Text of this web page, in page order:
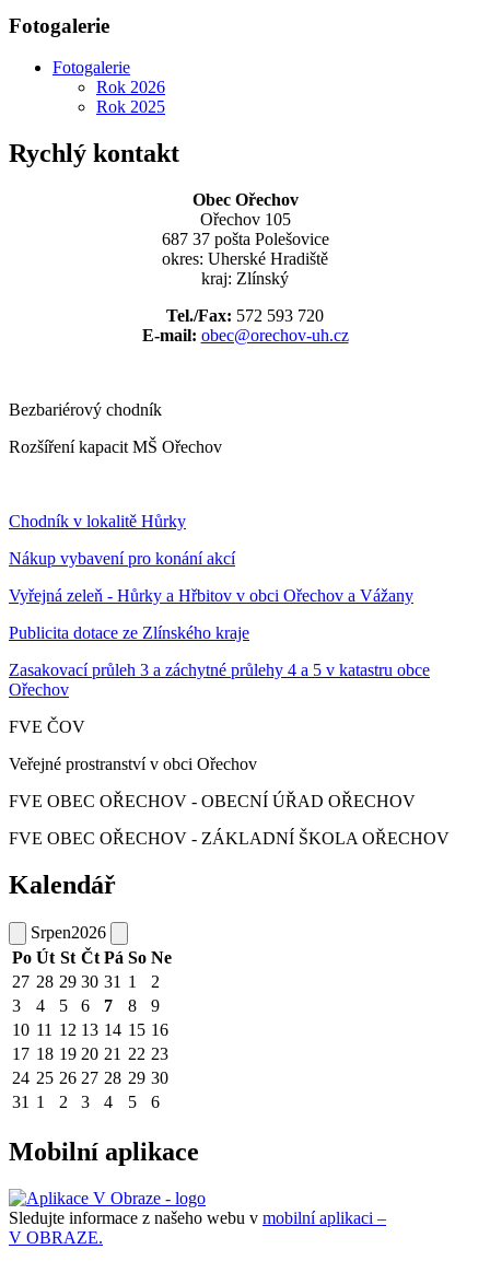
Fotogalerie
Fotogalerie
Rok 2026
Rok 2025
Rychlý kontakt
Obec Ořechov
Ořechov 105
687 37 pošta Polešovice
okres: Uherské Hradiště
kraj: Zlínský
Tel./Fax: 572 593 720
E-mail: obec@orechov-uh.cz
Bezbariérový chodník
Rozšíření kapacit MŠ Ořechov
Chodník v lokalitě Hůrky
Nákup vybavení pro konání akcí
Vyřejná zeleň - Hůrky a Hřbitov v obci Ořechov a Vážany
Publicita dotace ze Zlínského kraje
Zasakovací průleh 3 a záchytné průlehy 4 a 5 v katastru obce
Ořechov
FVE ČOV
Veřejné prostranství v obci Ořechov
FVE OBEC OŘECHOV - OBECNÍ ÚŘAD OŘECHOV
FVE OBEC OŘECHOV - ZÁKLADNÍ ŠKOLA OŘECHOV
Kalendář
Srpen2026
Po Út St Čt Pá So Ne
27 28 29 30 31 1
2
3
4 5 6 7 8
9
10 11 12 13 14 15 16
17 18 19 20 21 22 23
24 25 26 27 28 29 30
31 1 2 3 4 5 6
Mobilní aplikace
Sledujte informace z našeho webu v mobilní aplikaci –
V OBRAZE.